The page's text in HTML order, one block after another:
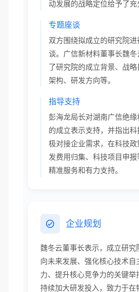
动发展的战略定位给予了充
专题座谈
双方围绕拟成立的研究院
谈。广信新材料董事长魏冬
了研究院的成立背景、战略
架构、研发方向等。
指导支持
彭海龙局长对湖南广信绝缘
的成立表示支持，并指出科
极对接企业需求，在科技政
发费用归集、科技项目申
精准服务和有力支持。
企业规划
魏冬云董事长表示，成立研究
向未来发展、强化核心技术自
力、提升核心竞争力的关键举
持续加大研发投入，致力于在